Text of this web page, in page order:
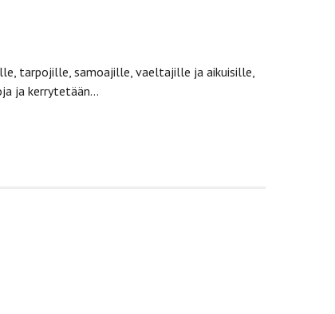
tarpojille, samoajille, vaeltajille ja aikuisille,
ja kerrytetään…